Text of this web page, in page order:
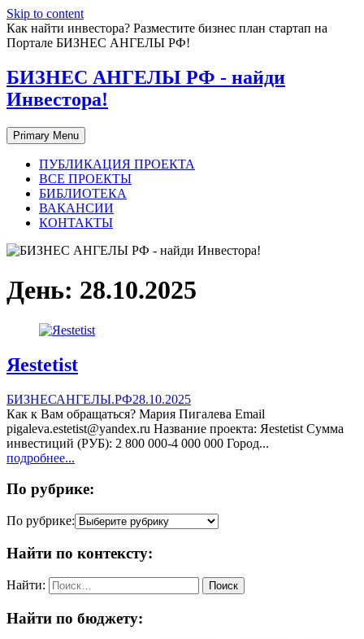
Skip to content
Как найти инвестора? Разместите бизнес план стартап на
Портале БИЗНЕС АНГЕЛЫ РФ!
БИЗНЕС АНГЕЛЫ РФ - найди
Инвестора!
Primary Menu
ПУБЛИКАЦИЯ ПРОЕКТА
ВСЕ ПРОЕКТЫ
БИБЛИОТЕКА
ВАКАНСИИ
КОНТАКТЫ
День: 28.10.2025
Яestetist
БИЗНЕСАНГЕЛЫ.РФ28.10.2025
Как к Вам обращаться? Мария Пигалева Email
pigaleva.estetist@yandex.ru Название проекта: Яestetist Сумма
инвестиций (РУБ): 2 800 000-4 000 000 Город...
подробнее...
По рубрике:
По рубрике:
Найти по контексту:
Найти:
Найти по бюджету: